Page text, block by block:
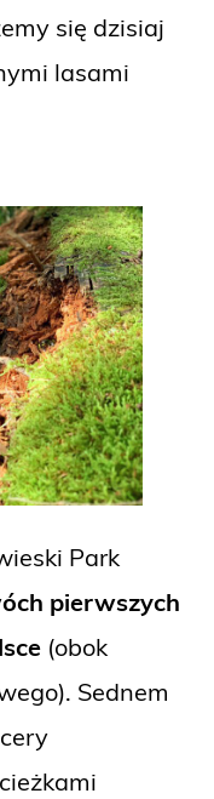
się dzisiaj
lasami
Park
pierwszych
(obok
Sednem